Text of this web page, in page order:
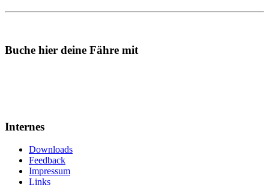
Buche hier deine Fähre mit
Internes
Downloads
Feedback
Impressum
Links